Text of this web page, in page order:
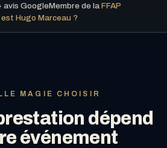
avis GoogleMembre de la FFAP
Hugo Marceau ?
MAGIE CHOISIR
dépend
événement